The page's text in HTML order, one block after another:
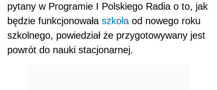
pytany w Programie I Polskiego Radia o to, jak
będzie funkcjonowała szkoła od nowego roku
szkolnego, powiedział że przygotowywany jest
powrót do nauki stacjonarnej.